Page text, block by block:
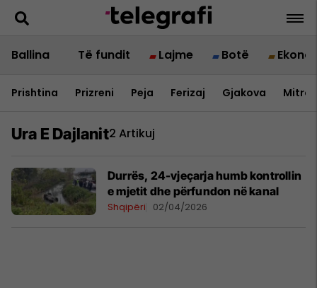
Ballina Të fundit Lajme Botë
Prishtina Prizreni Peja Ferizaj Gjakova
Ura E Dajlanit2 Artikuj
Durrës, 24-vjeçarja humb kontrollin
e mjetit dhe përfundon në kanal
Shqipëri 02/04/2026